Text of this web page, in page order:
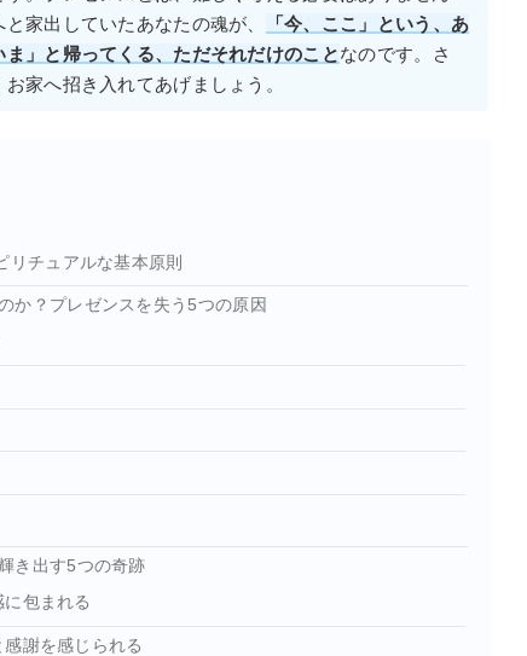
家出していたあなたの魂が、
「今、ここ」という、あ
」と帰ってくる、ただそれだけのことなのです。さ
家へ招き入れてあげましょう。
リチュアルな基本原則
か？プレゼンスを失う5つの原因
き出す5つの奇跡
包まれる
謝を感じられる